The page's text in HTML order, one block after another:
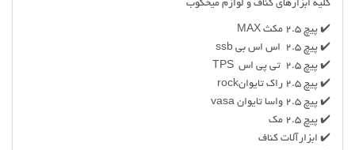
کلیه ابزارهای کناف و لوازم میخکوب
✔️ پیچ 2.5 مکث MAX
✔️ پیچ 2.5 اس اس بی ssb
✔️ پیچ 2.5 تی پی اس TPS
✔️ پیچ 2.5 راک تایوانrock
✔️ پیچ 2.5 واسا تایوان vasa
✔️ پیچ 2.5 مک
✔️ ابزارآلات کناف